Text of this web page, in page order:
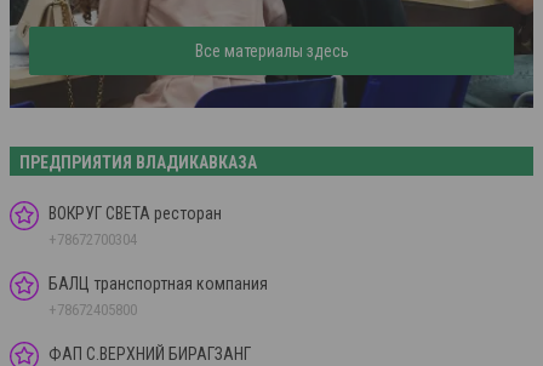
Все материалы здесь
ПРЕДПРИЯТИЯ ВЛАДИКАВКАЗА
ВОКРУГ СВЕТА ресторан
+78672700304
БАЛЦ транспортная компания
+78672405800
ФАП С.ВЕРХНИЙ БИРАГЗАНГ